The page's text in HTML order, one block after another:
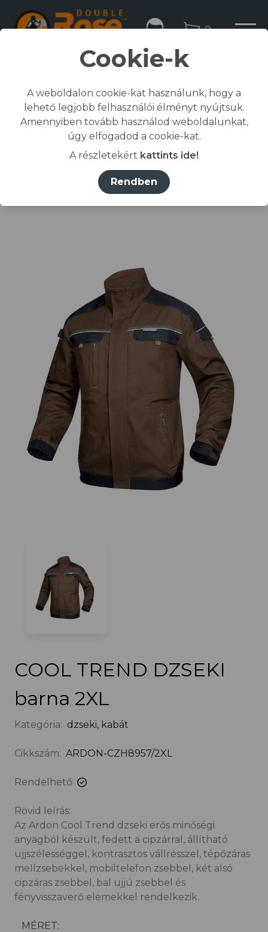
0
Kezdőlap
Összes termék
Munkaruházat
dzseki, kabát
COOL TREND DZSEKI barna 2XL
COOL TREND DZSEKI
barna 2XL
Kategória: dzseki, kabát
Cikkszám: ARDON-CZH8957/2XL
Rendelhető
Rövid leírás:
Az Ardon Cool Trend dzseki erős minőségi
anyagból készült, fedett a cipzárral, állítható
ujjszélességgel, kontrasztos vállrésszel, tépőzáras
mellzsebekkel, mobiltelefon zsebbel, két alsó
cipzáras zsebbel, bal ujjú zsebbel és
fényvisszaverő elemekkel rendelkezik.
MÉRET:
Cookie-k
A weboldalon cookie-kat használunk, hogy a
lehető legjobb felhasználói élményt nyújtsuk.
Amennyiben tovább használod weboldalunkat,
úgy elfogadod a cookie-kat.
A részletekért kattints ide!
Rendben